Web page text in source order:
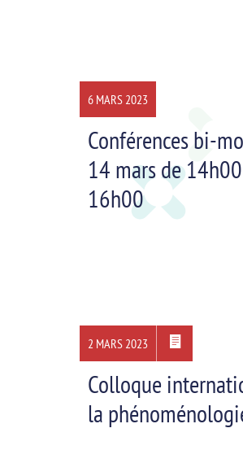
6 MARS 2023
Conférences bi-
14 mars de
16h00
2 MARS 2023
Colloque
la